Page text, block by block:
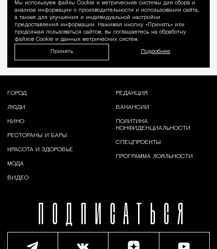
Уведомление
Мы используем файлы Сookie и метрические системы для сбора и
анализа информации о производительности и использовании сайта,
а также для улучшения и индивидуальной настройки
предоставления информации. Нажимая кнопку «Принять» или
продолжая пользоваться сайтом, вы соглашаетесь на обработку
файлов Cookie и данных метрических систем.
Принять Подробнее
ПОДПИСАТЬСЯ
ГОРОД
ЛЮДИ
КИНО
РЕСТОРАНЫ И БАРЫ
КРАСОТА И ЗДОРОВЬЕ
МОДА
ВИДЕО
РЕДАКЦИЯ
ВАКАНСИИ
ПОЛИТИКА
КОНФИДЕНЦИАЛЬНОСТИ
СПЕЦПРОЕКТЫ
ПРОГРАММА ЛОЯЛЬНОСТИ